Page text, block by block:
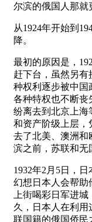
尔滨的俄国人那就
从1924年开始到
降。
最初的原因是，
赶下台，虽然另有
种权利逐步被中国
各种特权也不断丧
纷离去到北京上海
和资产阶级上层，
去了北美、澳洲和
滨之前，苏联和无
1932年2月5日，
幻想日本人会帮助
上街喝彩日军进
久，日本人在利
联国籍的俄国侨民